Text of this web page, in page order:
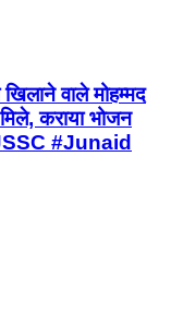
वाले मोहम्मद
कराया भोजन
#Junaid